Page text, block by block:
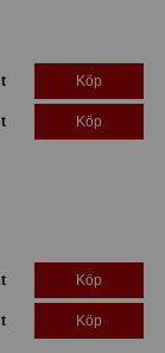
Köp
Köp
Köp
Köp